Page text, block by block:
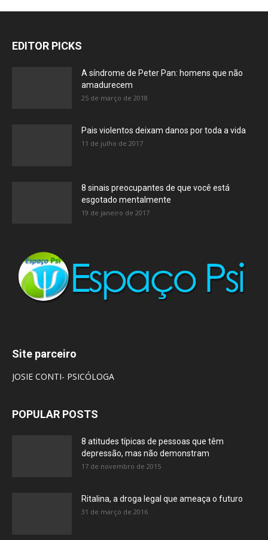
EDITOR PICKS
A síndrome de Peter Pan: homens que não
amadurecem
25 de março de 2018
Pais violentos deixam danos por toda a vida
11 de julho de 2017
8 sinais preocupantes de que você está
esgotado mentalmente
19 de janeiro de 2017
Site parceiro
JOSIE CONTI- PSICÓLOGA
POPULAR POSTS
8 atitudes típicas de pessoas que têm
depressão, mas não demonstram
17 de novembro de 2015
Ritalina, a droga legal que ameaça o futuro
31 de março de 2016